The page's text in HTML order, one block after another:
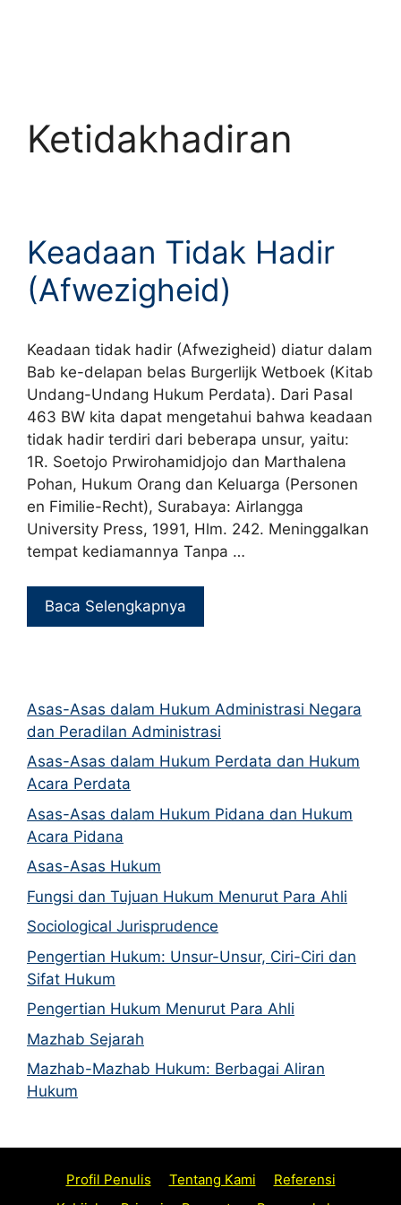
Ketidakhadiran
Keadaan Tidak Hadir
(Afwezigheid)
Keadaan tidak hadir (Afwezigheid) diatur dalam
Bab ke-delapan belas Burgerlijk Wetboek (Kitab
Undang-Undang Hukum Perdata). Dari Pasal
463 BW kita dapat mengetahui bahwa keadaan
tidak hadir terdiri dari beberapa unsur, yaitu:
1R. Soetojo Prwirohamidjojo dan Marthalena
Pohan, Hukum Orang dan Keluarga (Personen
en Fimilie-Recht), Surabaya: Airlangga
University Press, 1991, Hlm. 242. Meninggalkan
tempat kediamannya Tanpa …
Baca Selengkapnya
Asas-Asas dalam Hukum Administrasi Negara
dan Peradilan Administrasi
Asas-Asas dalam Hukum Perdata dan Hukum
Acara Perdata
Asas-Asas dalam Hukum Pidana dan Hukum
Acara Pidana
Asas-Asas Hukum
Fungsi dan Tujuan Hukum Menurut Para Ahli
Sociological Jurisprudence
Pengertian Hukum: Unsur-Unsur, Ciri-Ciri dan
Sifat Hukum
Pengertian Hukum Menurut Para Ahli
Mazhab Sejarah
Mazhab-Mazhab Hukum: Berbagai Aliran
Hukum
Profil Penulis Tentang Kami
Referensi